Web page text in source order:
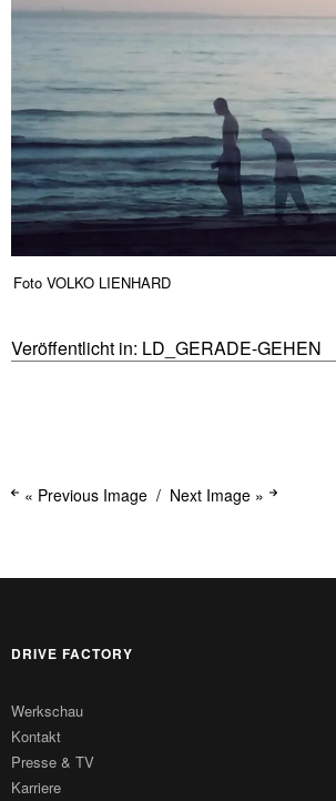
Foto VOLKO LIENHARD
Veröffentlicht in: LD_GERADE-GEHEN
« Previous Image Next Image »
DRIVE FACTORY
Werkschau
Kontakt
Presse & TV
Karriere